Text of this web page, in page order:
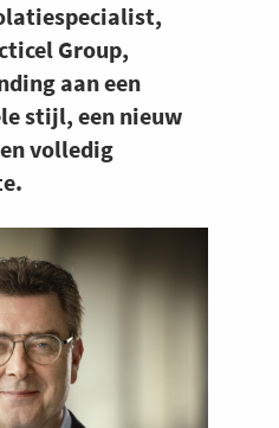
Group,
aan een
stijl, een nieuw
volledig